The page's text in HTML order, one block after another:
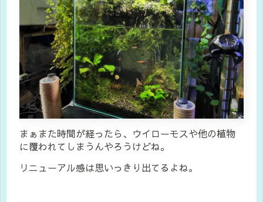
まぁまた時間が経ったら、ウイローモスや他の植物
に覆われてしまうんやろうけどね。
リニューアル感は思いっきり出てるよね。